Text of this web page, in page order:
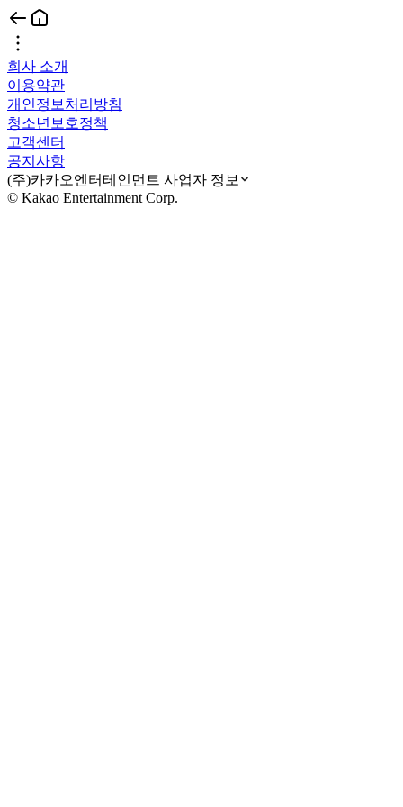
회사 소개
이용약관
개인정보처리방침
청소년보호정책
고객센터
공지사항
(주)카카오엔터테인먼트 사업자 정보
© Kakao Entertainment Corp.